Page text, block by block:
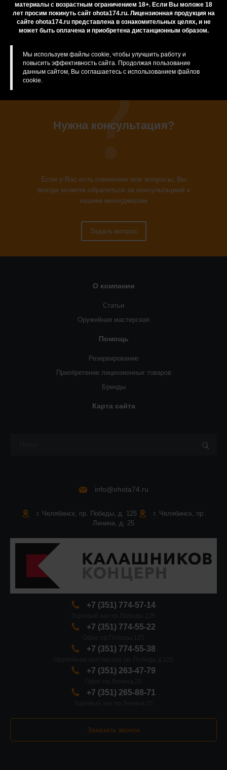
материалы с возрастным ограничением 18+. Если Вы моложе 18
лет просим покинуть сайт ohota174.ru. Лицензионная продукция на
сайте ohota174.ru представлена в ознакомительных целях, и не
может быть оплачена и приобретена дистанционным образом.
Мы используем файлы cookie, чтобы улучшить работу и
повысить эффективность сайта. Продолжая пользование
данным сайтом, Вы соглашаетесь с использованием файлов
cookie.
37 руб.
Смотрите также
Прочие запчасти МР-155
Нужна консультация?
Если у Вас есть сомнения или вопросы, Вы
всегда можете обратиться за консультацией к
нашим менеджерам
Задать вопрос
О компании
Статьи
Оружейная мастерская
Помощь
Резервирование
Приобретение лицензионных товаров
Бренды
Карта сайта
info@ohota74.ru
г. Челябинск, пр. Победы, д. 125
г. Челябинск, пр.
Ленина, д. 25
+7 (351) 774-57-14
+7 (351) 774-55-22
+7 (351) 774-55-38
+7 (351) 263-47-79
+7 (351) 265-88-71
Заказать звонок